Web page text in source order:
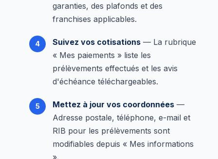
garanties, des plafonds et des
franchises applicables.
Suivez vos cotisations — La rubrique
« Mes paiements » liste les
prélèvements effectués et les avis
d'échéance téléchargeables.
Mettez à jour vos coordonnées —
Adresse postale, téléphone, e-mail et
RIB pour les prélèvements sont
modifiables depuis « Mes informations
».